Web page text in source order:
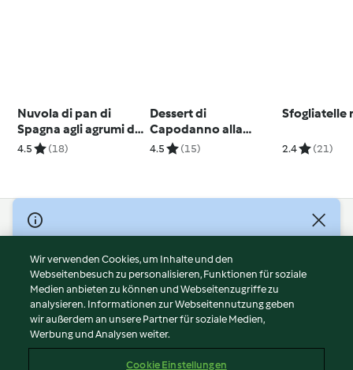
Nuvola di pan di
Spagna agli agrumi di
Sicilia
4.5 (18)
Dessert di
Capodanno alla
melagrana
4.5 (15)
Sfogliatelle
2.4 (21)
© Copyright 2026
Nutzungsbedingungen
Datenschutzrichtlinien
Disclaimer
Impressum
Cookies
Wir verwenden Cookies, um Inhalte und den
Webseitenbesuch zu personalisieren, Funktionen für soziale
Medien anbieten zu können und Webseitenzugriffe zu
analysieren. Informationen zur Webseitennutzung geben
wir außerdem an unsere Partner für soziale Medien,
Werbung und Analysen weiter.
Cookie Einstellungen